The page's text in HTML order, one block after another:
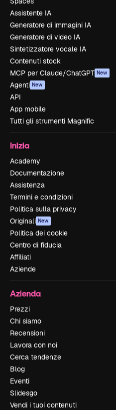
Assistente IA
Generatore di immagini IA
Generatore di video IA
Sintetizzatore vocale IA
Contenuti stock
MCP per Claude/ChatGPT New
Agenti New
API
App mobile
Tutti gli strumenti Magnific
Inizia
Academy
Documentazione
Assistenza
Termini e condizioni
Politica sulla privacy
Originali New
Politica dei cookie
Centro di fiducia
Affiliati
Aziende
Azienda
Prezzi
Chi siamo
Recensioni
Lavora con noi
Cerca tendenze
Blog
Eventi
Slidesgo
Vendi i tuoi contenuti